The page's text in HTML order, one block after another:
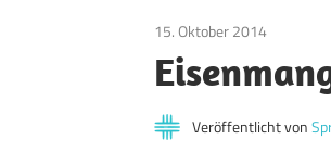
15. Oktober 2014
Veröffentlicht von